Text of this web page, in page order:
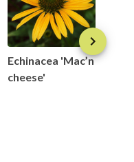
Echinacea 'Mac’n
cheese'